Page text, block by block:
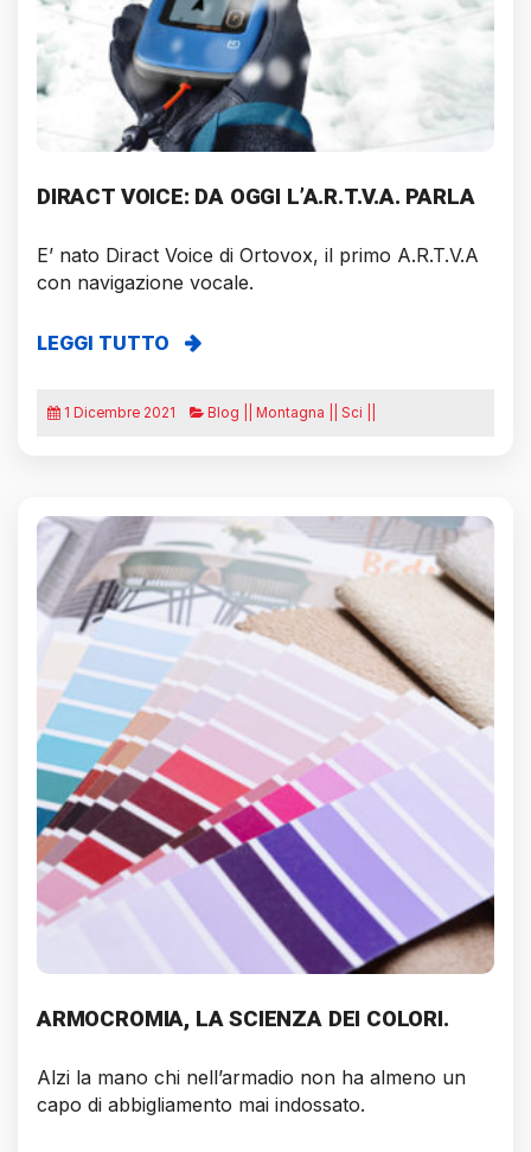
DIRACT VOICE: DA OGGI L’A.R.T.V.A. PARLA
E’ nato Diract Voice di Ortovox, il primo A.R.T.V.A
con navigazione vocale.
LEGGI TUTTO
1 Dicembre 2021 Blog || Montagna || Sci ||
ARMOCROMIA, LA SCIENZA DEI COLORI.
Alzi la mano chi nell’armadio non ha almeno un
capo di abbigliamento mai indossato.